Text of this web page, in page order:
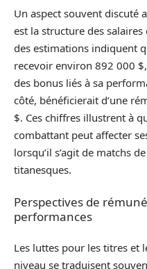
Un aspect souvent discuté
est la structure des salaires
des estimations indiquent
recevoir environ 892 000
des bonus liés à sa
côté, bénéficierait d’une
$. Ces chiffres illustrent à
combattant peut affecter
lorsqu’il s’agit de matchs
titanesques.
Perspectives de
performances
Les luttes pour les titres et
niveau se traduisent